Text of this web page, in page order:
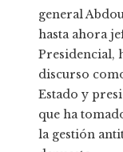
general
hasta ahora
Presidencial,
discurso
Estado y
que ha
la gestión